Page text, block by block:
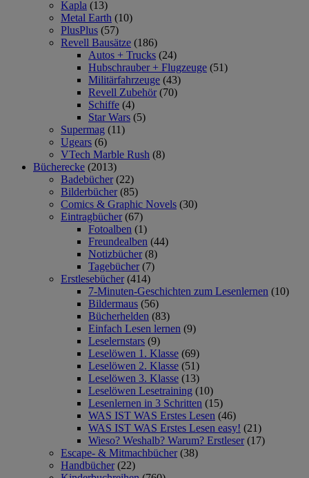
Kapla (13)
Metal Earth (10)
PlusPlus (57)
Revell Bausätze (186)
Autos + Trucks (24)
Hubschrauber + Flugzeuge (51)
Militärfahrzeuge (43)
Revell Zubehör (70)
Schiffe (4)
Star Wars (5)
Supermag (11)
Ugears (6)
VTech Marble Rush (8)
Bücherecke (2013)
Badebücher (22)
Bilderbücher (85)
Comics & Graphic Novels (30)
Eintragbücher (67)
Fotoalben (1)
Freundealben (44)
Notizbücher (8)
Tagebücher (7)
Erstlesebücher (414)
7-Minuten-Geschichten zum Lesenlernen (10)
Bildermaus (56)
Bücherhelden (83)
Einfach Lesen lernen (9)
Leselernstars (9)
Leselöwen 1. Klasse (69)
Leselöwen 2. Klasse (51)
Leselöwen 3. Klasse (13)
Leselöwen Lesetraining (10)
Lesenlernen in 3 Schritten (15)
WAS IST WAS Erstes Lesen (46)
WAS IST WAS Erstes Lesen easy! (21)
Wieso? Weshalb? Warum? Erstleser (17)
Escape- & Mitmachbücher (38)
Handbücher (22)